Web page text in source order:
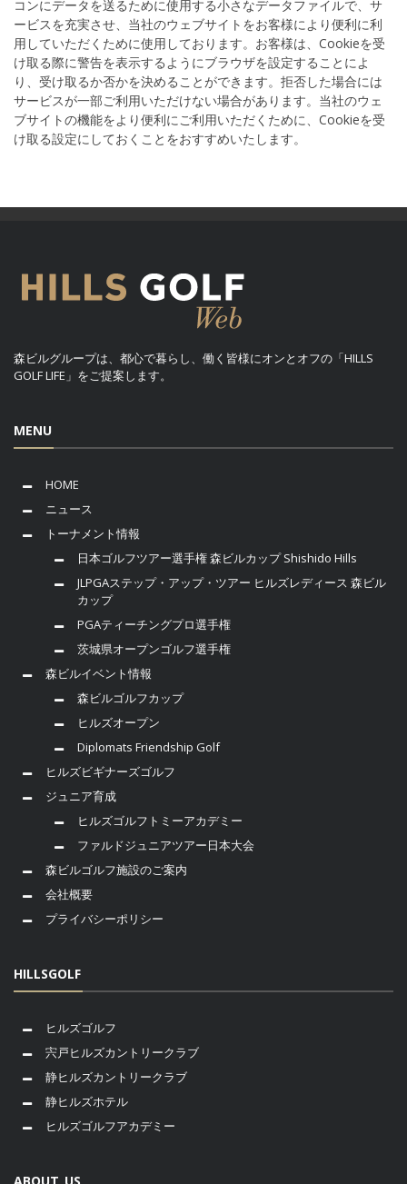
コンにデータを送るために使用する小さなデータファイルで、サ
ービスを充実させ、当社のウェブサイトをお客様により便利に利
用していただくために使用しております。お客様は、Cookieを受
け取る際に警告を表示するようにブラウザを設定することによ
り、受け取るか否かを決めることができます。拒否した場合には
サービスが一部ご利用いただけない場合があります。当社のウェ
ブサイトの機能をより便利にご利用いただくために、Cookieを受
け取る設定にしておくことをおすすめいたします。
森ビルグループは、都心で暮らし、働く皆様にオンとオフの「HILLS
GOLF LIFE」をご提案します。
MENU
HOME
ニュース
トーナメント情報
日本ゴルフツアー選手権 森ビルカップ Shishido Hills
JLPGAステップ・アップ・ツアー ヒルズレディース 森ビル
カップ
PGAティーチングプロ選手権
茨城県オープンゴルフ選手権
森ビルイベント情報
森ビルゴルフカップ
ヒルズオープン
Diplomats Friendship Golf
ヒルズビギナーズゴルフ
ジュニア育成
ヒルズゴルフトミーアカデミー
ファルドジュニアツアー日本大会
森ビルゴルフ施設のご案内
会社概要
プライバシーポリシー
HILLSGOLF
ヒルズゴルフ
宍戸ヒルズカントリークラブ
静ヒルズカントリークラブ
静ヒルズホテル
ヒルズゴルフアカデミー
ABOUT US